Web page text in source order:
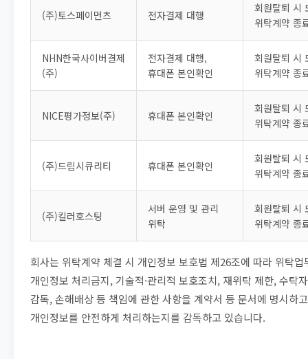
(주)토스페이먼츠 전자결제 대행
회원탈퇴 시
위탁계약 종
NHN한국사이버결제
(주)
전자결제 대행,
휴대폰 본인확인
회원탈퇴 시
위탁계약 종
NICE평가정보(주) 휴대폰 본인확인
회원탈퇴 시
위탁계약 종
(주)드림시큐리티 휴대폰 본인확인
회원탈퇴 시
위탁계약 종
(주)킬러호스팅
서버 운영 및 관리
위탁
회원탈퇴 시
위탁계약 종
회사는 위탁계약 체결 시 개인정보 보호법 제26조에 따라 위탁업
개인정보 처리금지, 기술적·관리적 보호조치, 재위탁 제한, 수탁
감독, 손해배상 등 책임에 관한 사항을 계약서 등 문서에 명시하
개인정보를 안전하게 처리하는지를 감독하고 있습니다.